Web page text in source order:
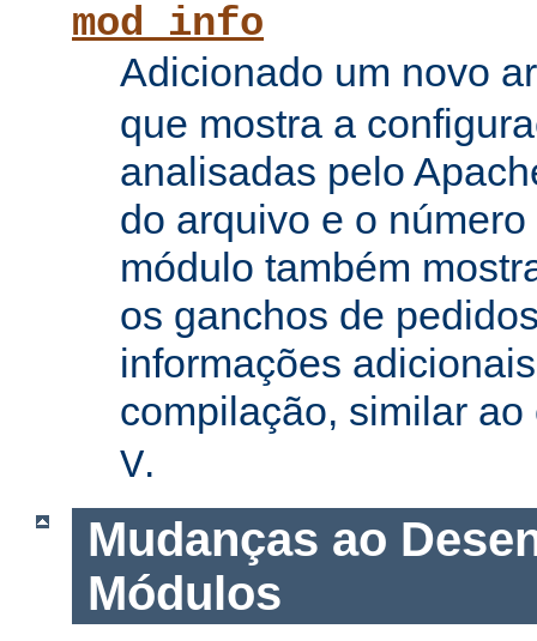
mod_info
Adicionado um novo
que mostra a
analisadas pelo
do arquivo e o
módulo também
os ganchos de
informações
compilação, similar
V.
Mudanças ao
Módulos